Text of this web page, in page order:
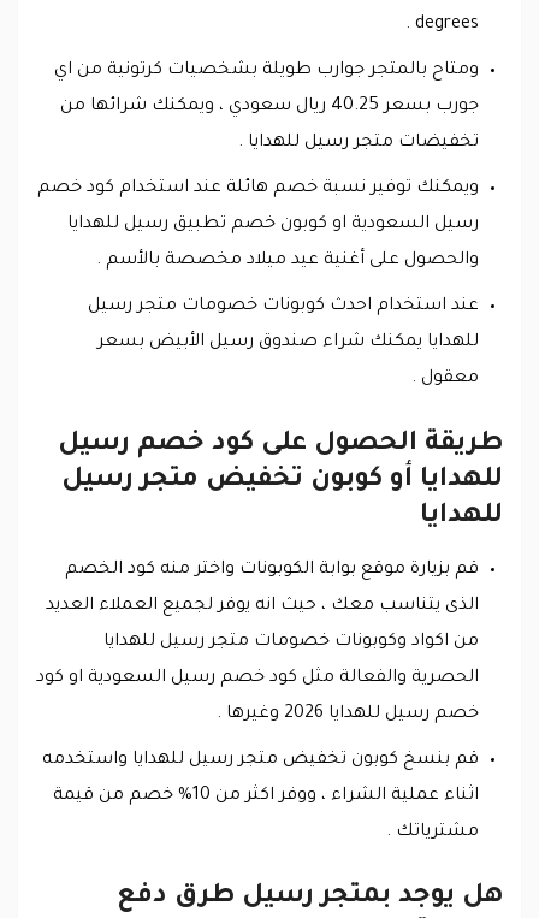
degrees .
ومتاح بالمتجر جوارب طويلة بشخصيات كرتونية من اي
جورب بسعر 40.25 ريال سعودي ، ويمكنك شرائها من
تخفيضات متجر رسيل للهدايا .
ويمكنك توفير نسبة خصم هائلة عند استخدام كود خصم
رسيل السعودية او كوبون خصم تطبيق رسيل للهدايا
والحصول على أغنية عيد ميلاد مخصصة بالأسم .
عند استخدام احدث كوبونات خصومات متجر رسيل
للهدايا يمكنك شراء صندوق رسيل الأبيض بسعر
معقول .
طريقة الحصول على كود خصم رسيل
للهدايا أو كوبون تخفيض متجر رسيل
للهدايا
قم بزيارة موقع بوابة الكوبونات واختر منه كود الخصم
الذى يتناسب معك ، حيث انه يوفر لجميع العملاء العديد
من اكواد وكوبونات خصومات متجر رسيل للهدايا
الحصرية والفعالة مثل كود خصم رسيل السعودية او كود
خصم رسيل للهدايا 2026 وغيرها .
قم بنسخ كوبون تخفيض متجر رسيل للهدايا واستخدمه
اثناء عملية الشراء ، ووفر اكثر من 10% خصم من قيمة
مشترياتك .
هل يوجد بمتجر رسيل طرق دفع